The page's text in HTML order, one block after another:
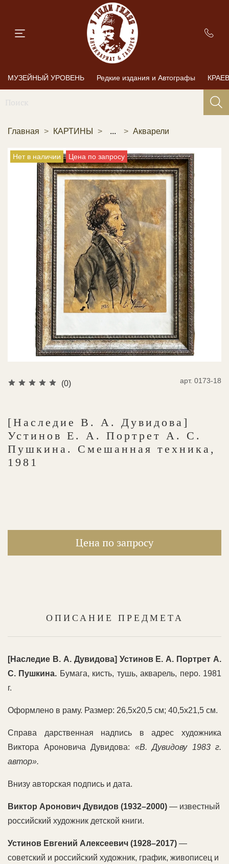
МУЗЕЙНЫЙ УРОВЕНЬ Редкие издания и Автографы
Главная КАРТИНЫ ... Акварели
Нет в наличии Цена по запросу
(0) арт. 0173-18
[Наследие В. А. Дувидова]
Устинов Е. А. Портрет А. С.
Пушкина. Смешанная техника,
1981
Цена по запросу
ОПИСАНИЕ ПРЕДМЕТА
[Наследие В. А. Дувидова] Устинов Е. А. Портрет А.
С. Пушкина. Бумага, кисть, тушь, акварель, перо. 1981
г.
Оформлено в раму. Размер: 26,5х20,5 см; 40,5х21,5 см.
Справа дарственная надпись в адрес художника
Виктора Ароновича Дувидова: «В. Дувидову 1983 г.
автор».
Внизу авторская подпись и дата.
Виктор Аронович Дувидов (1932–2000) — известный
российский художник детской книги.
Устинов Евгений Алексеевич (1928–2017) —
советский и российский художник, график, живописец и